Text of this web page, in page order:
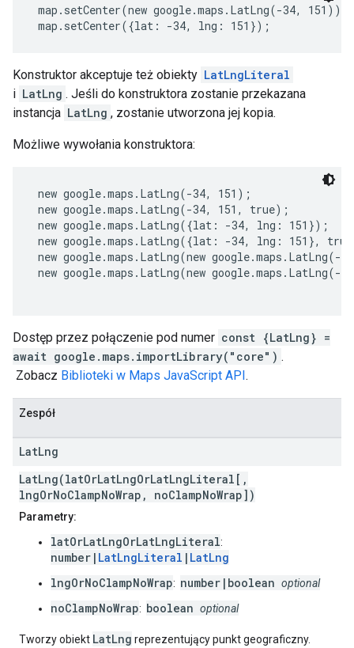
map.setCenter(new google.maps.LatLng(-34, 151));
map.setCenter({lat: -34, lng: 151});
Konstruktor akceptuje też obiekty LatLngLiteral
i LatLng . Jeśli do konstruktora zostanie przekazana
instancja LatLng , zostanie utworzona jej kopia.
Możliwe wywołania konstruktora:
new google.maps.LatLng(-34, 151);
new google.maps.LatLng(-34, 151, true);
new google.maps.LatLng({lat: -34, lng: 151});
new google.maps.LatLng({lat: -34, lng: 151},
new google.maps.LatLng(new google.maps.LatLng(-
new google.maps.LatLng(new
Dostęp przez połączenie pod numer const {LatLng} =
await google.maps.importLibrary("core") .
Zobacz Biblioteki w Maps JavaScript API .
Zespół
LatLng
LatLng(latOrLatLngOrLatLngLiteral[,
lngOrNoClampNoWrap, noClampNoWrap])
Parametry:
latOrLatLngOrLatLngLiteral:
number| LatLngLiteral | LatLng
lngOrNoClampNoWrap: number|boolean optional
noClampNoWrap: boolean optional
Tworzy obiekt LatLng reprezentujący punkt geograficzny.